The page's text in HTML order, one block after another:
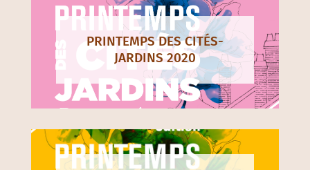
PRINTEMPS DES CITÉS-
JARDINS 2020